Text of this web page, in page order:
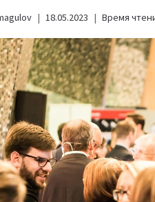
18.05.2023 Время